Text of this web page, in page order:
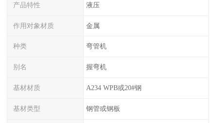
产品特性 液压
作用对象材质 金属
种类 弯管机
别名 握弯机
基材材质 A234 WPB或20#钢
基材类型 钢管或钢板